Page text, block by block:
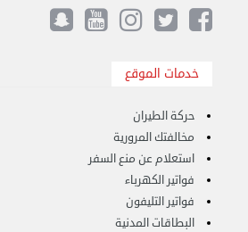
خدمات الموقع
حركة الطيران
مخالفتك المرورية
استعلام عن منع السفر
فواتير الكهرباء
فواتير التليفون
البطاقات المدنية